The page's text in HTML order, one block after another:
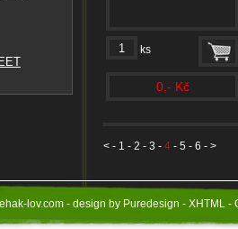
ks
0,- Kč
< - 1 - 2 - 3 - 4 - 5 - 6 - >
lov.com - design by Puredesign - XHTML -